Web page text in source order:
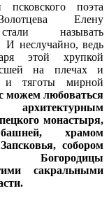
поэта
Елену
называть
неслучайно, ведь
этой хрупкой
на плечах и
и тяготы мирной
можем любоваться
архитектурным
монастыря,
храмом
собором
Богородицы
сакральными